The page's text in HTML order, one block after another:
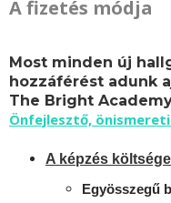
A fizetés módja
Most minden új
hozzáférést adunk
The Bright
Önfejlesztő,
A képzés
Egyösszegű